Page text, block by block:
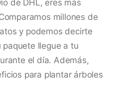
de DHL, eres más
millones de
y podemos decirte
llegue a tu
el día. Además,
para plantar árboles